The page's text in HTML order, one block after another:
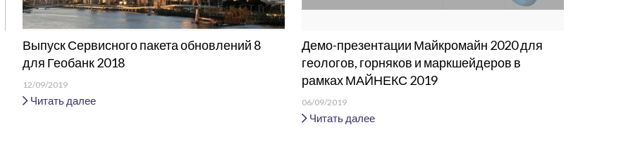
Выпуск Сервисного пакета обновлений 8
для Геобанк 2018
12/09/2019
Читать далее
Демо-презентации Майкромайн 2020 для
геологов, горняков и маркшейдеров в
рамках МАЙНЕКС 2019
06/09/2019
Читать далее